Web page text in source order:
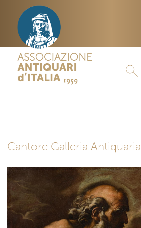
Cantore Galleria Antiquaria